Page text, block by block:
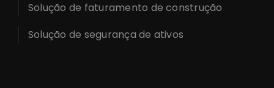
Solução de faturamento de construção
Solução de segurança de ativos